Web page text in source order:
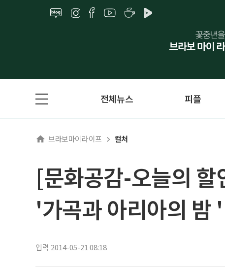
전체뉴스 피플
브라보마이라이프 컬처
[문화공감-오늘의
'가곡과 아리아의 밤
입력 2014-05-21 08:18